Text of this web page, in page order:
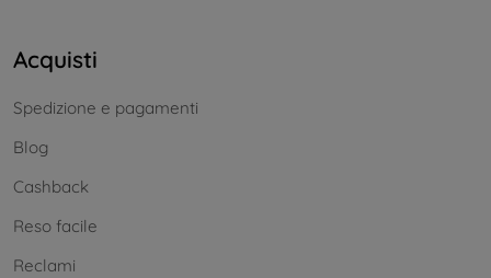
Acquisti
Spedizione e pagamenti
Blog
Cashback
Reso facile
Reclami